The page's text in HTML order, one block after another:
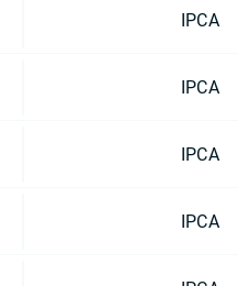
IPCA
IPCA
IPCA
IPCA